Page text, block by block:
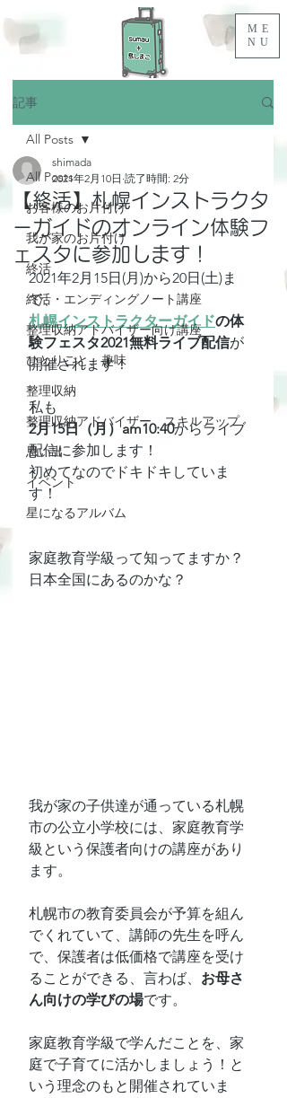
ME
NU
記事
All Posts
お客様のお片付け
我が家のお片付け
終活
終活・エンディングノート講座
整理収納アドバイザー向け講座
ひとりごと、趣味
整理収納
整理収納アドバイザー スキルアップ
思い出
イベント
星になるアルバム
All Posts
【終活】札幌インストラクタ
ーガイドのオンライン体験フ
ェスタに参加します！
shimada
2021年2月10日 読了時間: 2分
2021年2月15日(月)から20日(土)ま
で、
札幌インストラクターガイドの体
験フェスタ2021無料ライブ配信が
開催されます！
私も
2月15日（月）am10:40からライブ
配信に参加します！
初めてなのでドキドキしていま
す！
家庭教育学級って知ってますか？
日本全国にあるのかな？
我が家の子供達が通っている札幌
市の公立小学校には、家庭教育学
級という保護者向けの講座があり
ます。
札幌市の教育委員会が予算を組ん
でくれていて、講師の先生を呼ん
で、保護者は低価格で講座を受け
ることができる、言わば、 お母さ
ん向けの学びの場です。
家庭教育学級で学んだことを、家
庭で子育てに活かしましょう！と
いう理念のもと開催されていま